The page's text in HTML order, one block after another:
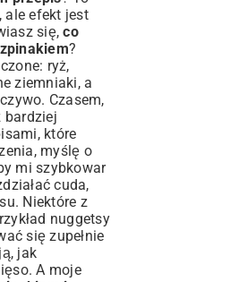
ale efekt jest
się,co
?
ryż,
ziemniaki, a
Czasem,
bardziej
które
myślę o
mi szybkowar
cuda,
Niektóre z
nuggetsy
się zupełnie
jak
A moje